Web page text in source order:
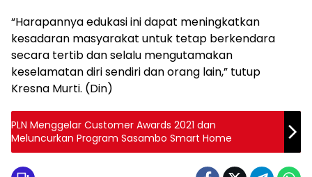
“Harapannya edukasi ini dapat meningkatkan
kesadaran masyarakat untuk tetap berkendara
secara tertib dan selalu mengutamakan
keselamatan diri sendiri dan orang lain,” tutup
Kresna Murti. (Din)
PLN Menggelar Customer Awards 2021 dan
Meluncurkan Program Sasambo Smart Home